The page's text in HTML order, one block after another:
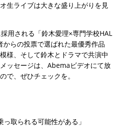
生ライブは大きな盛り上がりを見
用される「鈴木愛理×専門学校HAL
らの投票で選ばれた最優秀作品
様、そして鈴木とドラマで共演中
ッセージは、Abemaビデオにて放
で、ぜひチェックを。
取られる可能性がある」